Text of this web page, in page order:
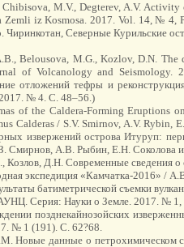
Chibisova, M.V., Degterev, A.V.
iz Kosmosa. 2017. Vol. 14, № 4,
Чиринкотан, Северные Курильские
Belousova, M.G., Kozlov, D.N.
of Volcanology and Seismology.
отложений тефры и
№ 4. С. 48–56.)
of the Caldera-Forming Eruptions
Calderas / S.V. Smirnov, A.V.
извержений острова Итуруп:
Смирнов, А.В. Рыбин, Е.Н. Соколова
Козлов, Д.Н. Современные сведения
экспедиция «Камчатка-2016» /
батиметрической съемки
Серия: Науки о Земле. 2017. №
позднекайнозойских
№ 1 (191). С. 62?68.
Новые данные о петрохимическом